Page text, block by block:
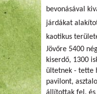
bevonásával
járdákat
kaotikus
Jövőre 5400
kiserdő, 1300
ültetnek - tette
pavilont,